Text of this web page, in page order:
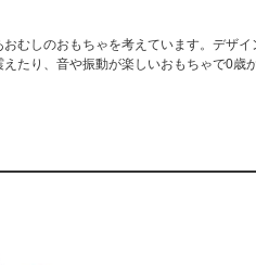
むしのおもちゃを考えています。デザ
たり、音や振動が楽しいおもちゃで0歳